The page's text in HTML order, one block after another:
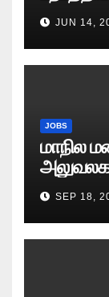
JUN 14,
JOBS
மாநில
எழுத்துத்
SEP 18,